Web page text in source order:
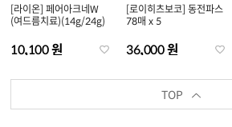
[라이온] 페어아크네W
(여드름치료)(14g/24g)
10,100 원
[로이히츠보코] 동전파스
78매 x 5
36,000 원
TOP